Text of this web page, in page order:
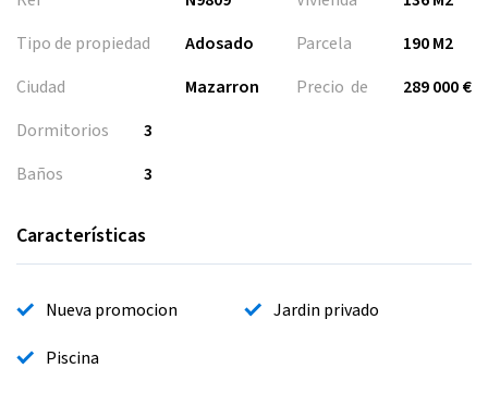
Tipo de propiedad
Adosado
Ciudad
Mazarron
Parcela
190 M2
Precio de
289 000 €
Dormitorios
3
Baños
3
Características
Nueva promocion
Jardin privado
Piscina